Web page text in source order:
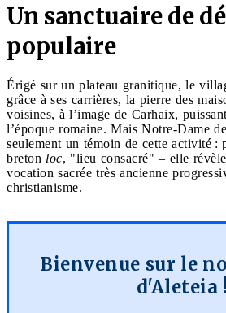
Un sanctuaire de
populaire
Érigé sur un plateau granitique, le
grâce à ses carrières, la pierre des
voisines, à l’image de Carhaix,
l’époque romaine. Mais Notre-Dame
seulement un témoin de cette activité :
breton loc, "lieu consacré" – elle
vocation sacrée très ancienne
christianisme.
Bienvenue sur le
d'Aleteia !